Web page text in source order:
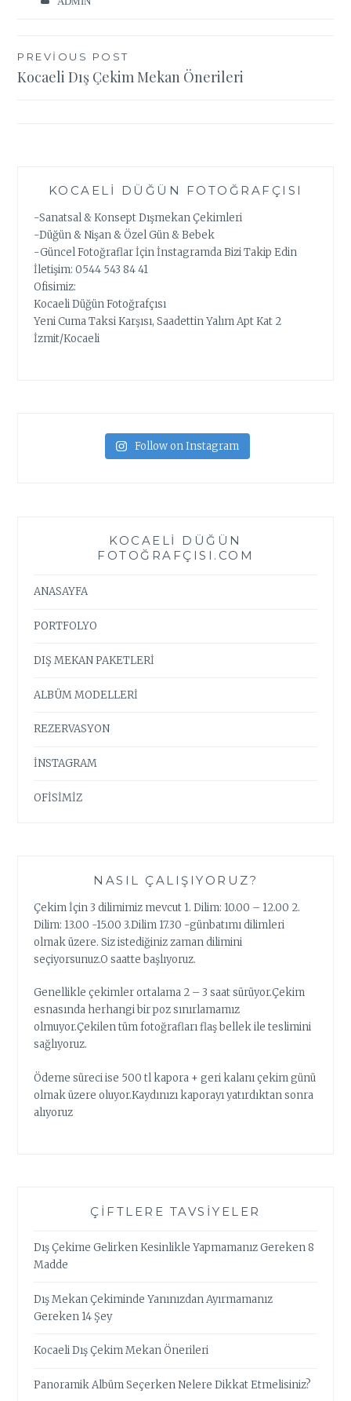
Yazı
gezinmesi
PREVIOUS POST
Kocaeli Dış Çekim Mekan Önerileri
KOCAELI DÜĞÜN FOTOĞRAFÇISI
-Sanatsal & Konsept Dışmekan Çekimleri
-Düğün & Nişan & Özel Gün & Bebek
-Güncel Fotoğraflar İçin İnstagramda Bizi Takip Edin
İletişim: 0544 543 84 41
Ofisimiz:
Kocaeli Düğün Fotoğrafçısı
Yeni Cuma Taksi Karşısı, Saadettin Yalım Apt Kat 2
İzmit/Kocaeli
Follow on Instagram
KOCAELI DÜĞÜN
FOTOĞRAFÇISI.COM
ANASAYFA
PORTFOLYO
DIŞ MEKAN PAKETLERİ
ALBÜM MODELLERİ
REZERVASYON
İNSTAGRAM
OFİSİMİZ
NASIL ÇALIŞIYORUZ?
Çekim İçin 3 dilimimiz mevcut 1. Dilim: 10.00 – 12.00 2.
Dilim: 13.00 -15.00 3.Dilim 17.30 -günbatımı dilimleri
olmak üzere. Siz istediğiniz zaman dilimini
seçiyorsunuz.O saatte başlıyoruz.
Genellikle çekimler ortalama 2 – 3 saat sürüyor.Çekim
esnasında herhangi bir poz sınırlamamız
olmuyor.Çekilen tüm fotoğrafları flaş bellek ile teslimini
sağlıyoruz.
Ödeme süreci ise 500 tl kapora + geri kalanı çekim günü
olmak üzere oluyor.Kaydınızı kaporayı yatırdıktan sonra
alıyoruz
ÇIFTLERE TAVSIYELER
Dış Çekime Gelirken Kesinlikle Yapmamanız Gereken 8
Madde
Dış Mekan Çekiminde Yanınızdan Ayırmamanız
Gereken 14 Şey
Kocaeli Dış Çekim Mekan Önerileri
Panoramik Albüm Seçerken Nelere Dikkat Etmelisiniz?